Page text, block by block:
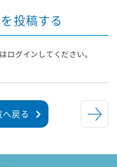
投稿する
ログイン してください。
へ戻る